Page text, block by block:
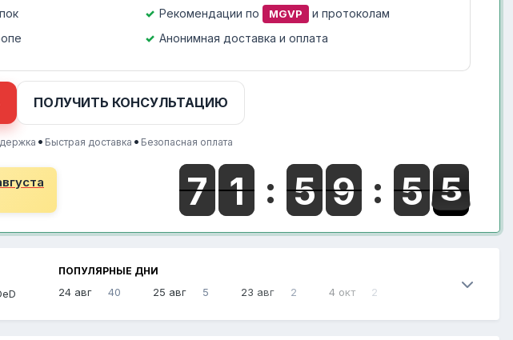
Рекомендации по MGVP
и протоколам
Анонимная доставка и оплата
ПОЛУЧИТЬ КОНСУЛЬТАЦИЮ
• Быстрая доставка • Безопасная оплата
ПОПУЛЯРНЫЕ ДНИ
24 авг 40 25 авг 5 23 авг 2 4 окт 2